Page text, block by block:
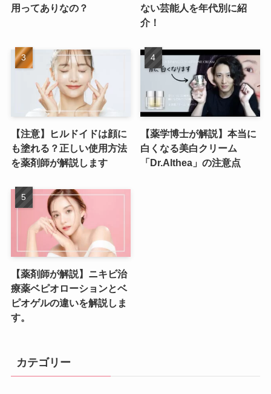
用ってありなの？
ない芸能人を年代別に紹
介！
【注意】ヒルドイドは顔に
も塗れる？正しい使用方法
を薬剤師が解説します
【薬学博士が解説】本当に
白くなる美白クリーム
「Dr.Althea」の注意点
【薬剤師が解説】ニキビ治
療薬ベピオローションとベ
ピオゲルの違いを解説しま
す。
カテゴリー